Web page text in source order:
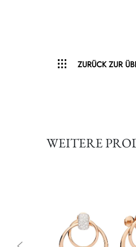
ZURÜCK ZUR
WEITERE